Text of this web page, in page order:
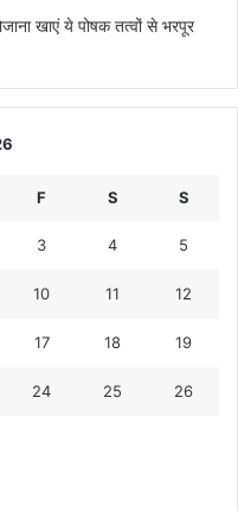
खाएं ये पोषक तत्वों से भरपूर
F S S
3 4 5
10 11 12
17 18 19
24 25 26